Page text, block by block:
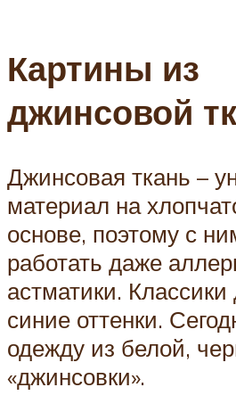
Картины из
джинсовой
Джинсовая ткань –
материал на
основе, поэтому с
работать даже
астматики.
синие оттенки.
одежду из белой,
«джинсовки».